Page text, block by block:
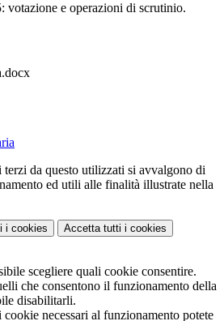
votazione e operazioni di scrutinio.
da questo utilizzati si avvalgono di
ed utili alle finalità illustrate nella
i cookies Accetta tutti i cookies
scegliere quali cookie consentire.
che consentono il funzionamento della
disabilitarli.
necessari al funzionamento potete